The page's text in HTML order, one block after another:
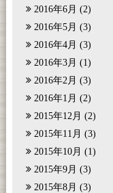
2016年6月 (2)
2016年5月 (3)
2016年4月 (3)
2016年3月 (1)
2016年2月 (3)
2016年1月 (2)
2015年12月 (2)
2015年11月 (3)
2015年10月 (1)
2015年9月 (3)
2015年8月 (3)